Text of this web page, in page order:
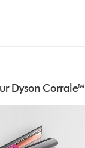
Dyson Corrale™